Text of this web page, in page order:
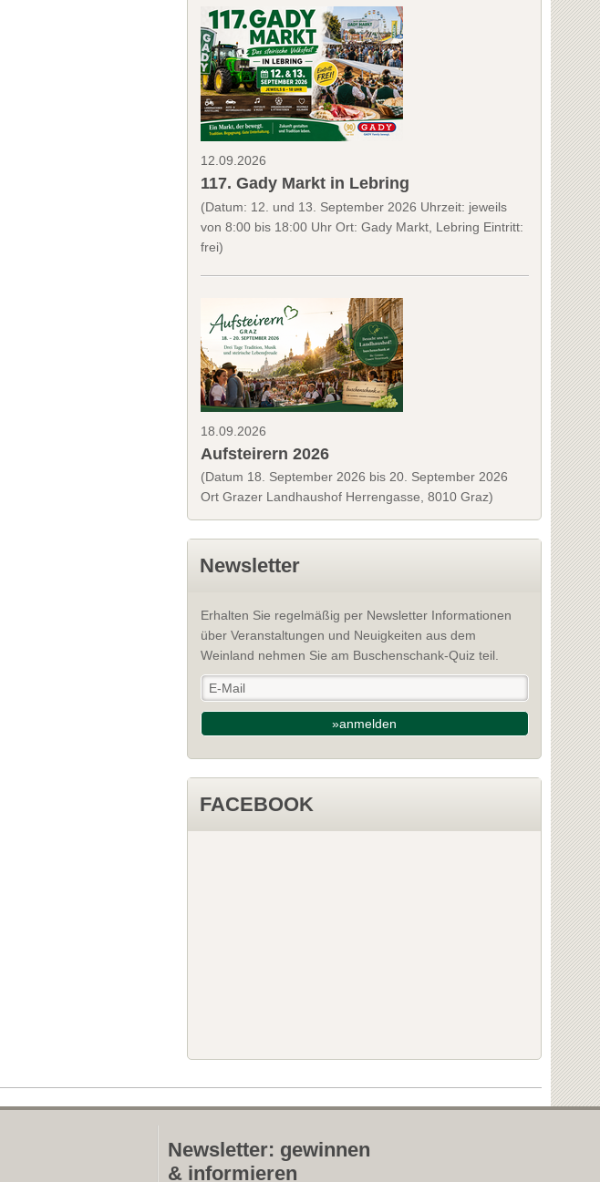
12.09.2026
117. Gady Markt in Lebring
(Datum: 12. und 13. September 2026 Uhrzeit: jeweils
von 8:00 bis 18:00 Uhr Ort: Gady Markt, Lebring Eintritt:
frei)
18.09.2026
Aufsteirern 2026
(Datum 18. September 2026 bis 20. September 2026
Ort Grazer Landhaushof Herrengasse, 8010 Graz)
Newsletter
Erhalten Sie regelmäßig per Newsletter Informationen
über Veranstaltungen und Neuigkeiten aus dem
Weinland nehmen Sie am Buschenschank-Quiz teil.
»anmelden
FACEBOOK
Newsletter: gewinnen
& informieren